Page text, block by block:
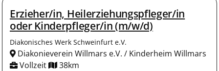
Erzieher/in, Heilerziehungspfleger/in
oder Kinderpfleger/in (m/w/d)
Diakonisches Werk Schweinfurt e.V.
Diakonieverein Willmars e.V. / Kinderheim Willmars
Vollzeit
38km